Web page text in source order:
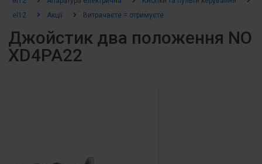
el12
Акції Витрачаєте = отримуєте
Джойстик два положення NO
XD4PA22